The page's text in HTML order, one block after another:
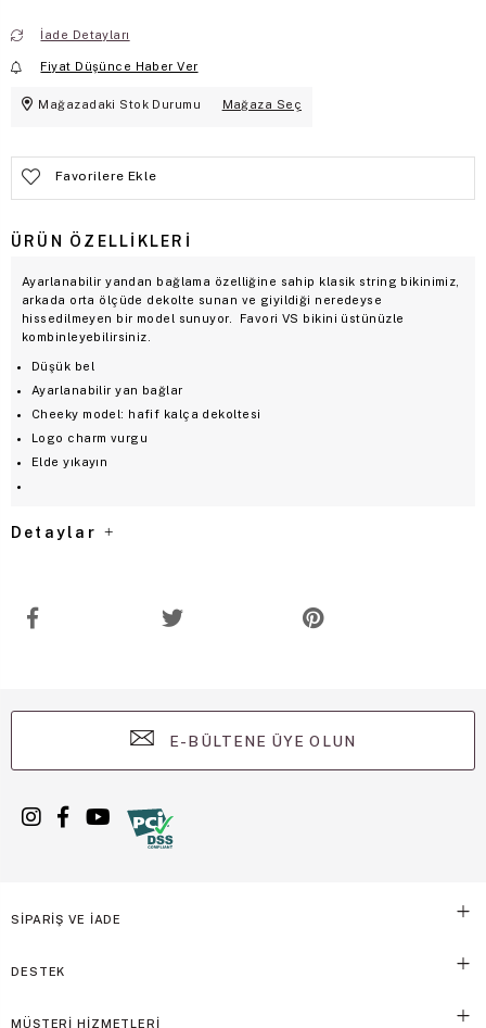
İade Detayları
Fiyat Düşünce Haber Ver
Mağazadaki Stok Durumu Mağaza Seç
Favorilere Ekle
ÜRÜN ÖZELLIKLERI
Ayarlanabilir yandan bağlama özelliğine sahip klasik string bikinimiz,
arkada orta ölçüde dekolte sunan ve giyildiği neredeyse
hissedilmeyen bir model sunuyor. Favori VS bikini üstünüzle
kombinleyebilirsiniz.
Düşük bel
Ayarlanabilir yan bağlar
Cheeky model: hafif kalça dekoltesi
Logo charm vurgu
Elde yıkayın
Detaylar
E-BÜLTENE ÜYE OLUN
SİPARİŞ VE İADE
DESTEK
MÜŞTERİ HİZMETLERİ